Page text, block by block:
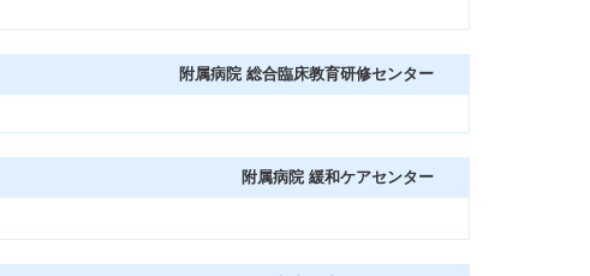
附属病院 総合臨床教育研修センター
附属病院 緩和ケアセンター